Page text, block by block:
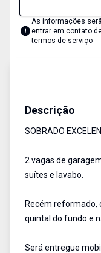
As informações
entrar em contato
termos de serviço
Descrição
SOBRADO
2 vagas de
suítes e lavabo.
Recém reformado,
quintal do fundo e
Será entregue